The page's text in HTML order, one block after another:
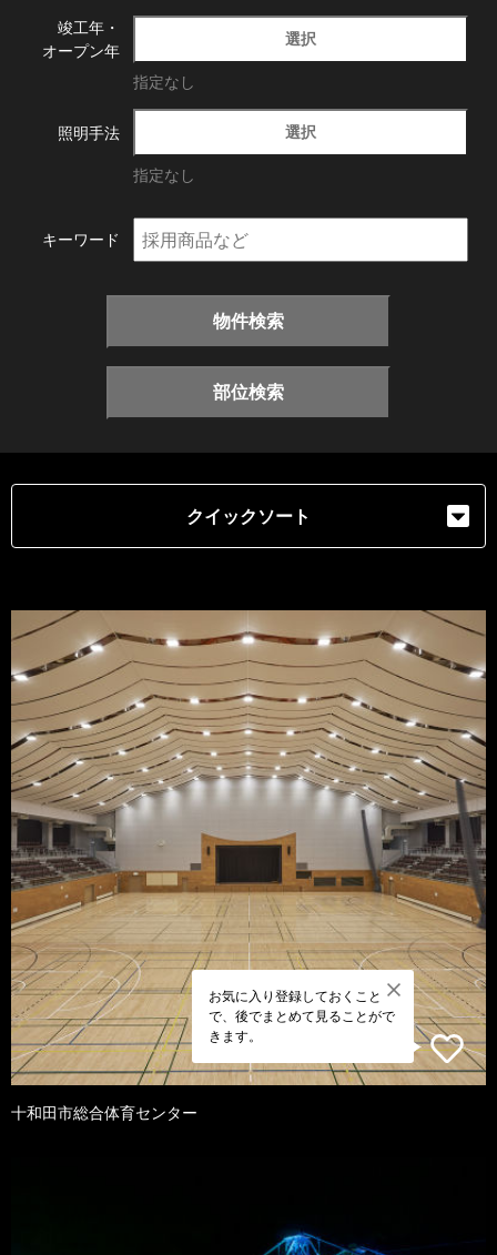
竣工年・
オープン年
選択
指定なし
照明手法 選択
指定なし
キーワード
物件検索
部位検索
クイックソート
お気に入り登録しておくこと
で、後でまとめて見ることがで
きます。
十和田市総合体育センター